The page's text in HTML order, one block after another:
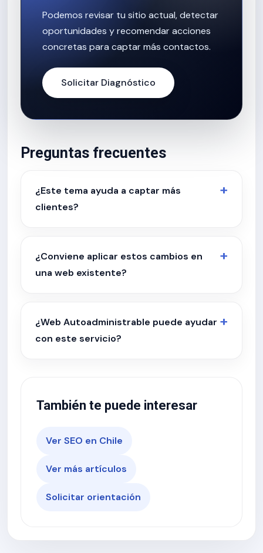
Podemos revisar tu sitio actual, detectar
oportunidades y recomendar acciones
concretas para captar más contactos.
Solicitar Diagnóstico
Preguntas frecuentes
¿Este tema ayuda a captar más
clientes?
¿Conviene aplicar estos cambios en
una web existente?
¿Web Autoadministrable puede ayudar
con este servicio?
También te puede interesar
Ver SEO en Chile
Ver más artículos
Solicitar orientación